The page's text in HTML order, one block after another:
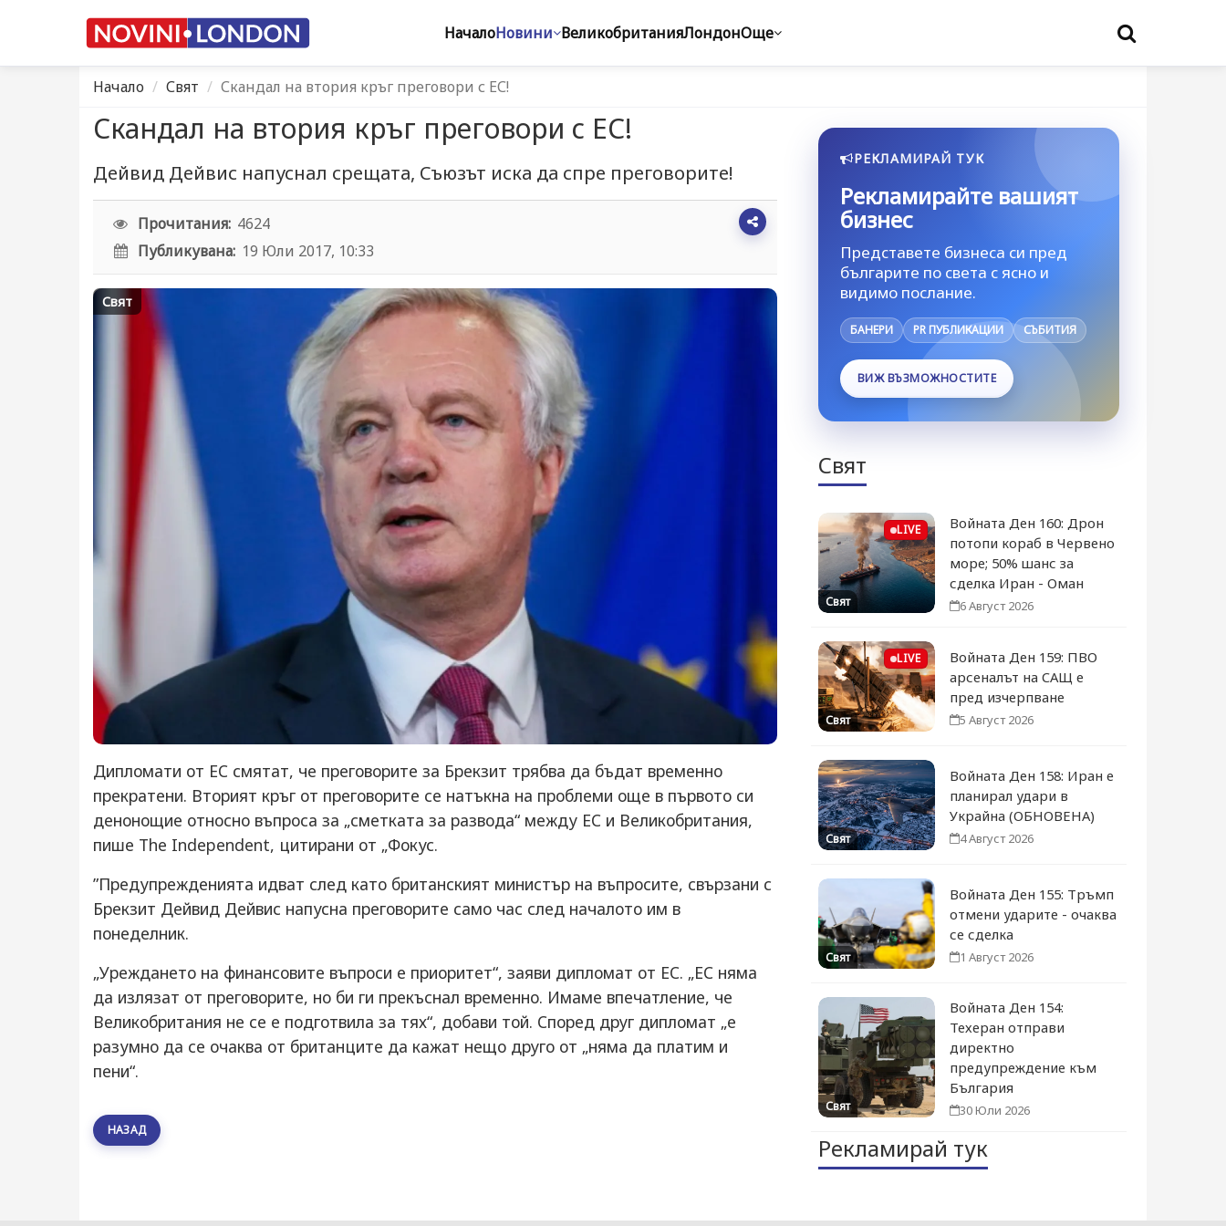
НачалоНовини ВеликобританияЛондонОще
Начало Свят Скандал на втория кръг преговори с ЕС!
Скандал на втория кръг преговори с ЕС!
Дейвид Дейвис напуснал срещата, Съюзът иска да спре преговорите!
Прочитания: 4624
Публикувана: 19 Юли 2017, 10:33
Свят
Дипломати от ЕС смятат, че преговорите за Брекзит трябва да бъдат временно
прекратени. Вторият кръг от преговорите се натъкна на проблеми още в първото си
денонощие относно въпроса за „сметката за развода“ между ЕС и Великобритания,
пише The Independent, цитирани от „Фокус.
”Предупрежденията идват след като британският министър на въпросите, свързани с
Брекзит Дейвид Дейвис напусна преговорите само час след началото им в
понеделник.
„Уреждането на финансовите въпроси е приоритет“, заяви дипломат от ЕС. „ЕС няма
да излязат от преговорите, но би ги прекъснал временно. Имаме впечатление, че
Великобритания не се е подготвила за тях“, добави той. Според друг дипломат „е
разумно да се очаква от британците да кажат нещо друго от „няма да платим и
пени“.
НАЗАД
РЕКЛАМИРАЙ ТУК
Рекламирайте вашият
бизнес
Представете бизнеса си пред
българите по света с ясно и
видимо послание.
БАНЕРИ PR ПУБЛИКАЦИИ СЪБИТИЯ
ВИЖ ВЪЗМОЖНОСТИТЕ
Свят
LIVE
Свят
Войната Ден 160: Дрон
потопи кораб в Червено
море; 50% шанс за
сделка Иран - Оман
6 Август 2026
LIVE
Свят
Войната Ден 159: ПВО
арсеналът на САЩ е
пред изчерпване
5 Август 2026
Свят
Войната Ден 158: Иран е
планирал удари в
Украйна (ОБНОВЕНА)
4 Август 2026
Свят
Войната Ден 155: Тръмп
отмени ударите - очаква
се сделка
1 Август 2026
Свят
Войната Ден 154:
Техеран отправи
директно
предупреждение към
България
30 Юли 2026
Рекламирай тук